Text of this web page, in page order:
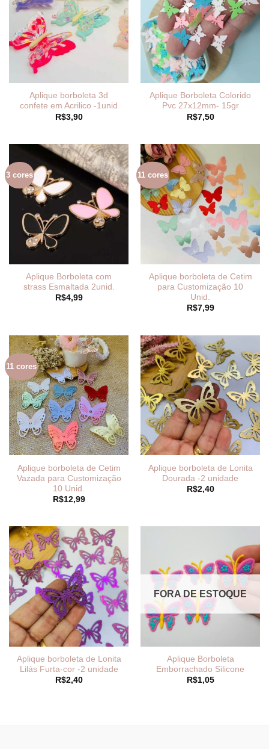
Aplique borboleta 3d
confete em Acrilico -1unid
R$3,90
Aplique Borboleta Colorido
Pvc 27x12mm- 15gr
R$7,50
3 cores
Aplique Borboleta com
strass Esmaltada 2unid.
R$4,99
11 cores
Aplique borboleta de Cetim
para Customização 10
Unid.
R$7,99
11 cores
Aplique borboleta de Cetim
Vazada para Customização
10 Unid.
R$12,99
Aplique borboleta de Lonita
Dourada -2 unidade
R$2,40
Aplique borboleta de Lonita
Lilás Furta-cor -2 unidade
R$2,40
FORA DE ESTOQUE
Aplique Borboleta
Emborrachado Silicone
R$1,05